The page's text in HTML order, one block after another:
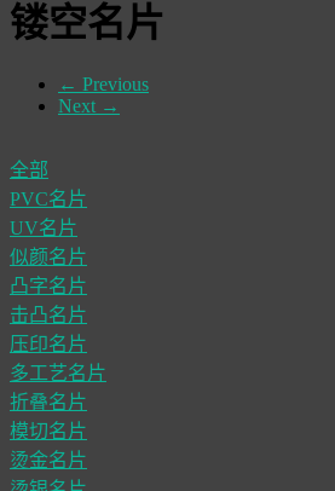
镂空名片
← Previous
Next →
全部
PVC名片
UV名片
似颜名片
凸字名片
击凸名片
压印名片
多工艺名片
折叠名片
模切名片
烫金名片